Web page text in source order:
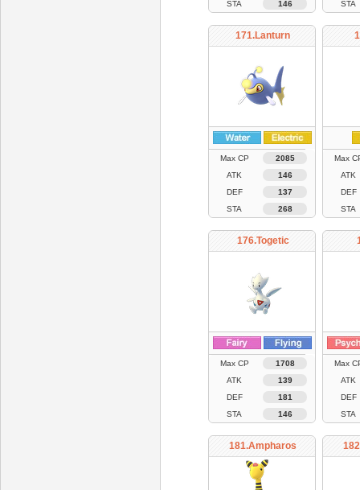
STA 146 STA
171.Lanturn
Max CP
2085
ATK
146
DEF
137
STA
268
Max
ATK
DEF
STA
176.Togetic
Max CP
1708
ATK
139
DEF
181
STA
146
Max
ATK
DEF
STA
181.Ampharos